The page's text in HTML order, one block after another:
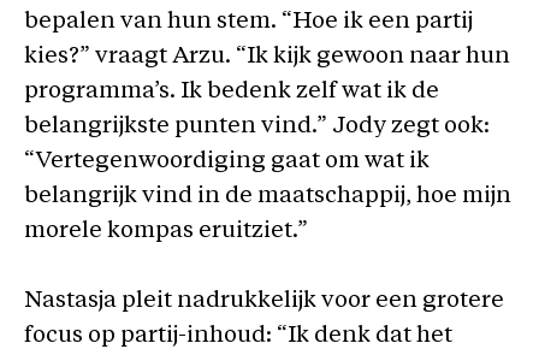
bepalen van hun stem. “Hoe ik een partij
kies?” vraagt Arzu. “Ik kijk gewoon naar hun
programma’s. Ik bedenk zelf wat ik de
belangrijkste punten vind.” Jody zegt ook:
“Vertegenwoordiging gaat om wat ik
belangrijk vind in de maatschappij, hoe mijn
morele kompas eruitziet.”
Nastasja pleit nadrukkelijk voor een grotere
focus op partij-inhoud: “Ik denk dat het